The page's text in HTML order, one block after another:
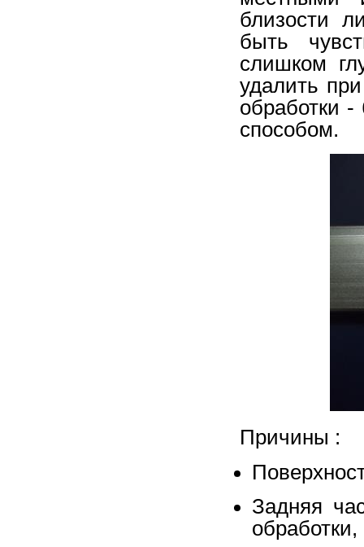
близости
быть
слишком
удалить
обработки
способом.
Причины :
Задняя